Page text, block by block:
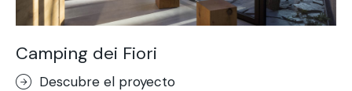
Camping dei Fiori
Descubre el proyecto